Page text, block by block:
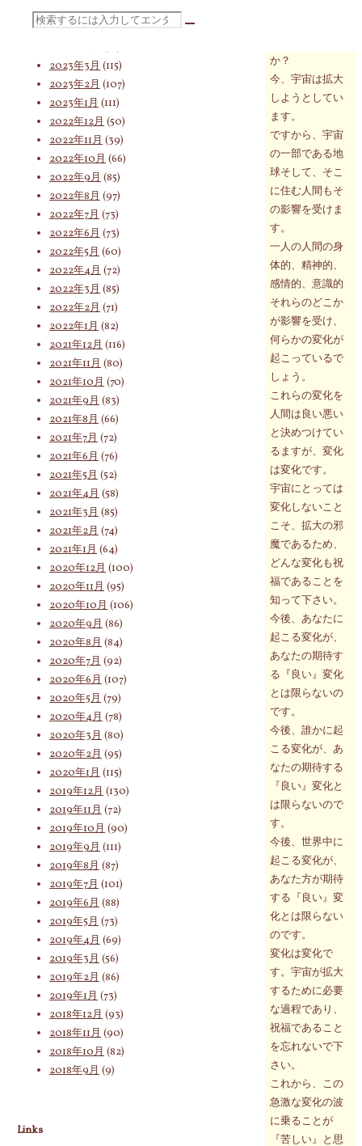
検
索
象:
か？
今、宇宙は拡大
しようとしてい
ます。
ですから、宇宙
の一部である地
球そして、そこ
に住む人間もそ
の影響を受けま
す。
一人の人間の身
体的、精神的、
感情的、意識的
それらのどこか
が影響を受け、
何らかの変化が
起こっているで
しょう。
これらの変化を
人間は良い悪い
と決めつけてい
るますが、変化
は変化です。
宇宙にとっては
変化しないこと
こそ、拡大の邪
魔であるため、
どんな変化も祝
福であることを
知って下さい。
今後、あなたに
起こる変化が、
あなたの期待す
る『良い』変化
とは限らないの
です。
今後、誰かに起
こる変化が、あ
なたの期待する
『良い』変化と
は限らないので
す。
今後、世界中に
起こる変化が、
あなた方が期待
する『良い』変
化とは限らない
のです。
変化は変化で
す。宇宙が拡大
するために必要
な過程であり、
祝福であること
を忘れないで下
さい。
これから、この
急激な変化の波
に乗ることが
『苦しい』と思
2023年6月(62)
2023年5月(74)
2023年3月 (115)
2023年2月 (107)
2023年1月 (111)
2022年12月 (50)
2022年11月 (39)
2022年10月 (66)
2022年9月 (85)
2022年8月 (97)
2022年7月 (73)
2022年6月 (73)
2022年5月 (60)
2022年4月 (72)
2022年3月 (85)
2022年2月 (71)
2022年1月 (82)
2021年12月 (116)
2021年11月 (80)
2021年10月 (70)
2021年9月 (83)
2021年8月 (66)
2021年7月 (72)
2021年6月 (76)
2021年5月 (52)
2021年4月 (58)
2021年3月 (85)
2021年2月 (74)
2021年1月 (64)
2020年12月 (100)
2020年11月 (95)
2020年10月 (106)
2020年9月 (86)
2020年8月 (84)
2020年7月 (92)
2020年6月 (107)
2020年5月 (79)
2020年4月 (78)
2020年3月 (80)
2020年2月 (95)
2020年1月 (115)
2019年12月 (130)
2019年11月 (72)
2019年10月 (90)
2019年9月 (111)
2019年8月 (87)
2019年7月 (101)
2019年6月 (88)
2019年5月 (73)
2019年4月 (69)
2019年3月 (56)
2019年2月 (86)
2019年1月 (73)
2018年12月 (93)
2018年11月 (90)
2018年10月 (82)
2018年9月 (9)
Links